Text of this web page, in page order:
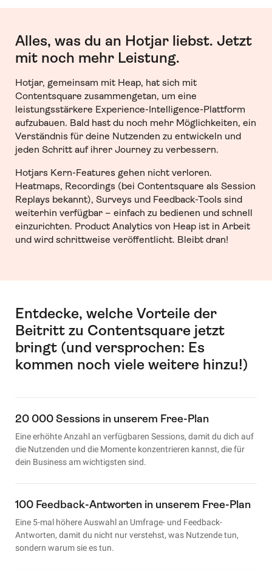
Alles, was du an Hotjar liebst. Jetzt
mit noch mehr Leistung.
Hotjar, gemeinsam mit Heap, hat sich mit
Contentsquare zusammengetan, um eine
leistungsstärkere Experience-Intelligence-Plattform
aufzubauen. Bald hast du noch mehr Möglichkeiten, ein
Verständnis für deine Nutzenden zu entwickeln und
jeden Schritt auf ihrer Journey zu verbessern.
Hotjars Kern-Features gehen nicht verloren.
Heatmaps, Recordings (bei Contentsquare als Session
Replays bekannt), Surveys und Feedback-Tools sind
weiterhin verfügbar – einfach zu bedienen und schnell
einzurichten. Product Analytics von Heap ist in Arbeit
und wird schrittweise veröffentlicht. Bleibt dran!
Entdecke, welche Vorteile der
Beitritt zu Contentsquare jetzt
bringt (und versprochen: Es
kommen noch viele weitere hinzu!)
20 000 Sessions in unserem Free-Plan
Eine erhöhte Anzahl an verfügbaren Sessions, damit du dich auf
die Nutzenden und die Momente konzentrieren kannst, die für
dein Business am wichtigsten sind.
100 Feedback-Antworten in unserem Free-Plan
Eine 5-mal höhere Auswahl an Umfrage- und Feedback-
Antworten, damit du nicht nur verstehst, was Nutzende tun,
sondern warum sie es tun.